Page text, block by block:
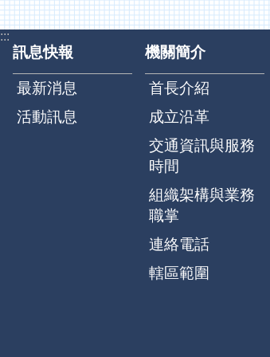
:::
訊息快報
最新消息
活動訊息
機關簡介
首長介紹
成立沿革
交通資訊與服務
時間
組織架構與業務
職掌
連絡電話
轄區範圍